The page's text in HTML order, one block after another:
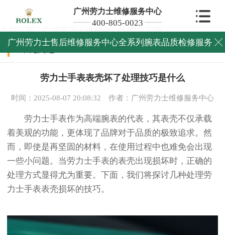
广州劳力士维修服务中心
400-805-0023
广州劳力士售后维修服务中心全系列腕表品质检修服务 
当前位置：广州劳力士维修中心>常见问题>
常见问题
劳力士手表表壳坏了处理技巧是什么
时间：2025-08-07 20:08:32 作者：广州劳力士维修服务中心
劳力士手表作为高端腕表的代表，其表壳不仅承载
着美观的功能，更体现了品牌对于品质的极致追求。然
而，即使是再坚固的材料，在使用过程中也难免会出现
一些小问题。当劳力士手表的表壳出现损坏时，正确的
处理方式显得尤为重要。下面，我们将探讨几种处理劳
力士手表表壳损坏的技巧。